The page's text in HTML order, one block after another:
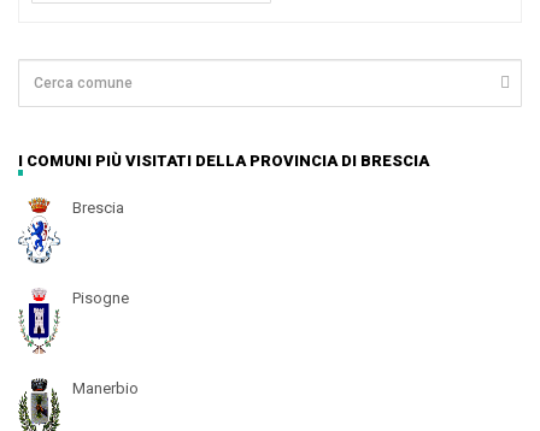
I COMUNI PIÙ VISITATI DELLA PROVINCIA DI BRESCIA
Brescia
Pisogne
Manerbio